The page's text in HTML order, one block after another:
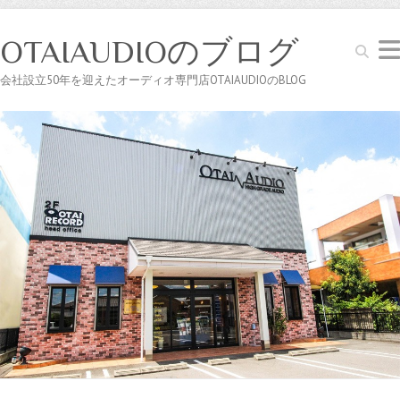
Search
OTAIAUDIOのブログ
会社設立50年を迎えたオーディオ専門店OTAIAUDIOのBLOG